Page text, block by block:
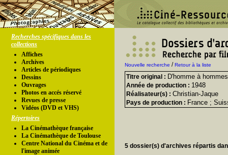
Recherches spécifiques dans les
collections
Affiches
Archives
Articles de périodiques
Dessins
Ouvrages
Photos en accés réservé
Revues de presse
Vidéos (DVD et VHS)
Répertoires
La Cinémathèque française
La Cinémathèque de Toulouse
Centre National du Cinéma et de
l'image animée
Nouvelle recherche /Retour à la liste
Titre original : D'homme à hommes
Année de production : 1948
Réalisateur(s) : Christian-Jaque
Pays de production : France ;
5 dossier(s) d'archives répartis